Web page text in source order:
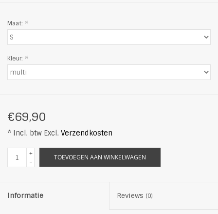
Maat: *
Kleur: *
€69,90
* Incl. btw Excl. Verzendkosten
+
-
TOEVOEGEN AAN WINKELWAGEN
Informatie Reviews (0)